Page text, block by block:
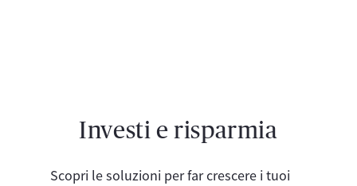
Investi e risparmia
Scopri le soluzioni per far crescere i tuoi